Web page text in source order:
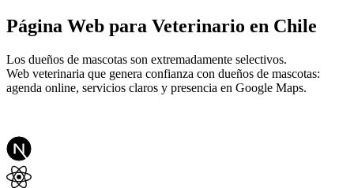
Página Web para Veterinario en Chile
Los dueños de mascotas son extremadamente selectivos.
Web veterinaria que genera confianza con dueños de mascotas:
agenda online, servicios claros y presencia en Google Maps.